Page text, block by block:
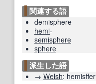
関連する語
demisphere
hemi-
semisphere
sphere
派生した語
→ Welsh: hemisffer